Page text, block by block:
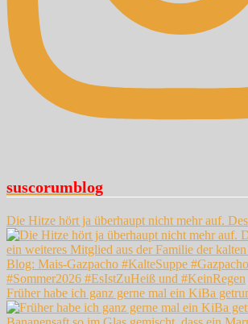
suscorumblog
Die Hitze hört ja überhaupt nicht mehr auf.
Früher habe ich ganz gerne mal ein KiBa